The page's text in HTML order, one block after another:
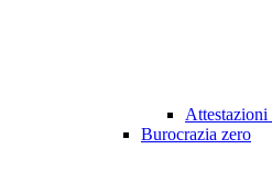
Burocrazia zero